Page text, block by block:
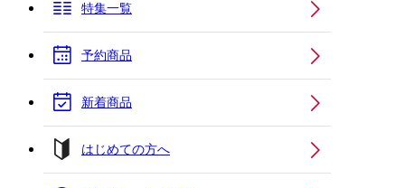
特集一覧
予約商品
新着商品
はじめての方へ